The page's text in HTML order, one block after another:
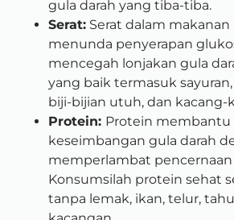
gula darah yang tiba-tiba.
Serat: Serat dalam
menunda penyerapan
mencegah lonjakan gula
yang baik termasuk
biji-bijian utuh, dan kacang-
Protein: Protein membantu
keseimbangan gula darah
memperlambat
Konsumsilah protein sehat
tanpa lemak, ikan, telur,